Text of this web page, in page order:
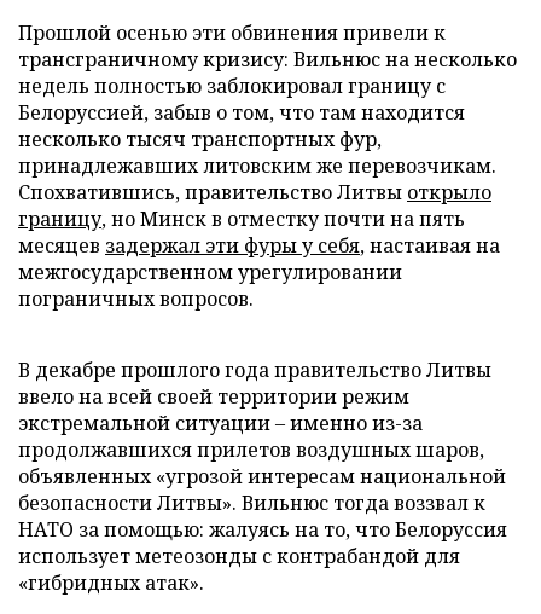
Прошлой осенью эти обвинения привели к
трансграничному кризису: Вильнюс на несколько
недель полностью заблокировал границу с
Белоруссией, забыв о том, что там находится
несколько тысяч транспортных фур,
принадлежавших литовским же перевозчикам.
Спохватившись, правительство Литвы открыло
границу, но Минск в отместку почти на пять
месяцев задержал эти фуры у себя, настаивая на
межгосударственном урегулировании
пограничных вопросов.
В декабре прошлого года правительство Литвы
ввело на всей своей территории режим
экстремальной ситуации – именно из-за
продолжавшихся прилетов воздушных шаров,
объявленных «угрозой интересам национальной
безопасности Литвы». Вильнюс тогда воззвал к
НАТО за помощью: жалуясь на то, что Белоруссия
использует метеозонды с контрабандой для
«гибридных атак».